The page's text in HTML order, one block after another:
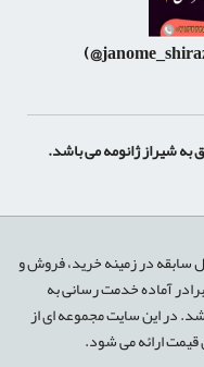
در زمینه خرید، فروش و
آماده خدمت رسانی به
این سایت مجموعه ای از
ارائه می شود.